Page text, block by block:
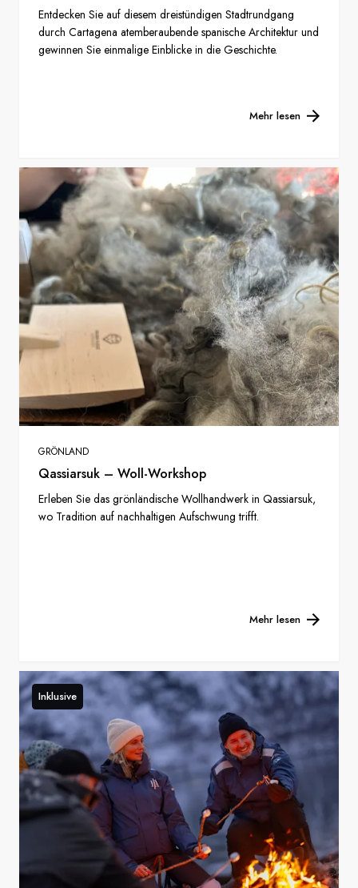
Entdecken Sie auf diesem dreistündigen Stadtrundgang
durch Cartagena atemberaubende spanische Architektur und
gewinnen Sie einmalige Einblicke in die Geschichte.
Mehr lesen
GRÖNLAND
Qassiarsuk – Woll-Workshop
Erleben Sie das grönländische Wollhandwerk in Qassiarsuk,
wo Tradition auf nachhaltigen Aufschwung trifft.
Mehr lesen
Inklusive